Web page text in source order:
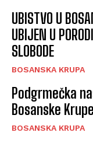
UBISTVO U
UBIJEN U
SLOBODE
BOSANSKA KRUPA
Podgrmečka
Bosanske Krupe
BOSANSKA KRUPA